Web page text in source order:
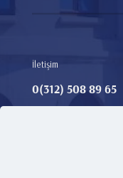
İletişim
0(312) 508 89 65​
Merkez Kampüs
Bulvarı No: 4/1, E